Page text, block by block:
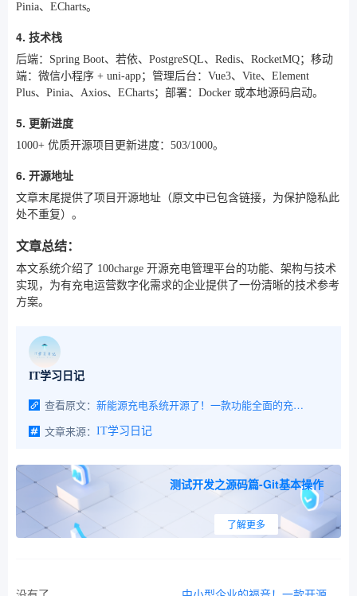
Pinia、ECharts。
4. 技术栈
后端：Spring Boot、若依、PostgreSQL、Redis、RocketMQ；移动
端：微信小程序 + uni-app；管理后台：Vue3、Vite、Element
Plus、Pinia、Axios、ECharts；部署：Docker 或本地源码启动。
5. 更新进度
1000+ 优质开源项目更新进度：503/1000。
6. 开源地址
文章末尾提供了项目开源地址（原文中已包含链接，为保护隐私此
处不重复）。
文章总结：
本文系统介绍了 100charge 开源充电管理平台的功能、架构与技术
实现，为有充电运营数字化需求的企业提供了一份清晰的技术参考
方案。
IT学习日记
查看原文：
新能源充电系统开源了！一款功能全面的充电运营平台，支持充电站查询、扫码充电、订单记录、运营管理等功能
文章来源： IT学习日记
测试开发之源码篇-Git基本操作
了解更多